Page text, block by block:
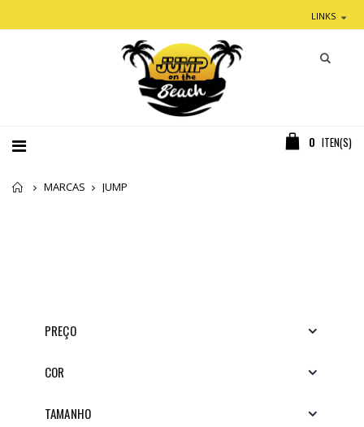
LINKS
0 ITEN(S)
Home
MARCAS JUMP
PREÇO
COR
TAMANHO